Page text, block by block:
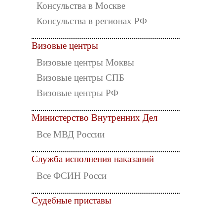
Консульства в Москве
Консульства в регионах РФ
Визовые центры
Визовые центры Моквы
Визовые центры СПБ
Визовые центры РФ
Министерство Внутренних Дел
Все МВД России
Служба исполнения наказаний
Все ФСИН Росси
Судебные приставы